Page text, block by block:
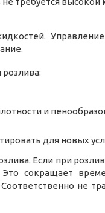
и
для новых
Если при
сокращает
не